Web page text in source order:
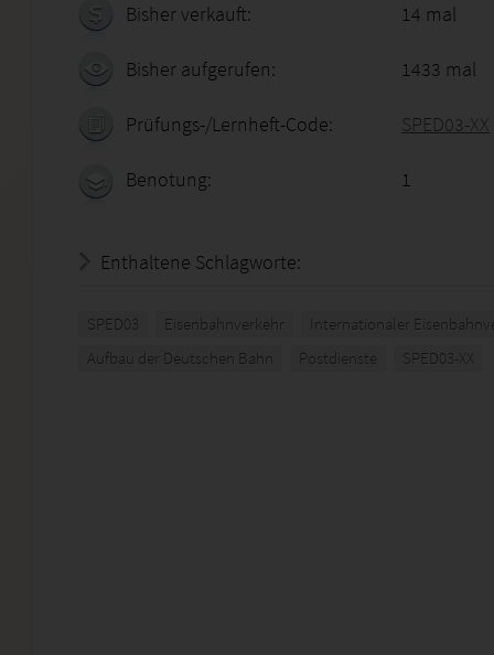
Bisher verkauft: 14 mal
Bisher aufgerufen: 1433 mal
Prüfungs-/Lernheft-Code: SPED03-XX
Benotung: 1
Enthaltene Schlagworte:
SPED03 Eisenbahnverkehr
Internationaler
Aufbau der Deutschen Bahn
Postdienste SPED03-XX